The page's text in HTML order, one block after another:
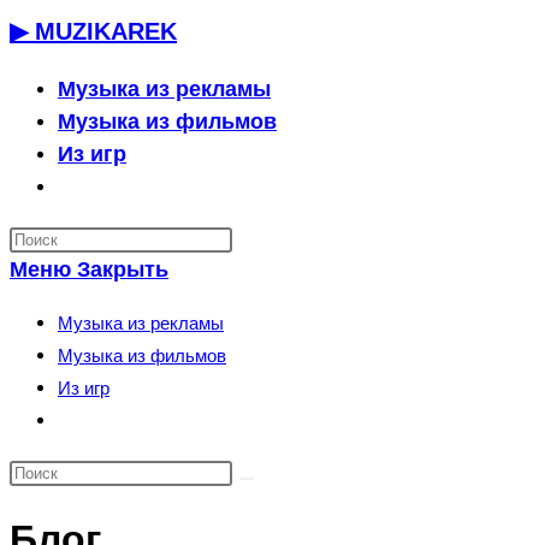
Перейти
содержимому
▶ MUZIKAREK
Музыка из рекламы
Музыка из фильмов
Из игр
по
веб-
сайту
Меню Закрыть
Музыка из рекламы
Музыка из фильмов
Из игр
по